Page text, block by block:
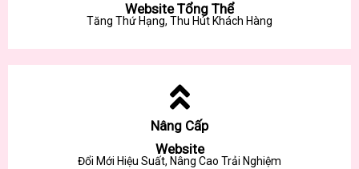
Website Tổng Thể
Tăng Thứ Hạng, Thu Hút Khách Hàng
Nâng Cấp
Website
Đổi Mới Hiệu Suất, Nâng Cao Trải Nghiệm